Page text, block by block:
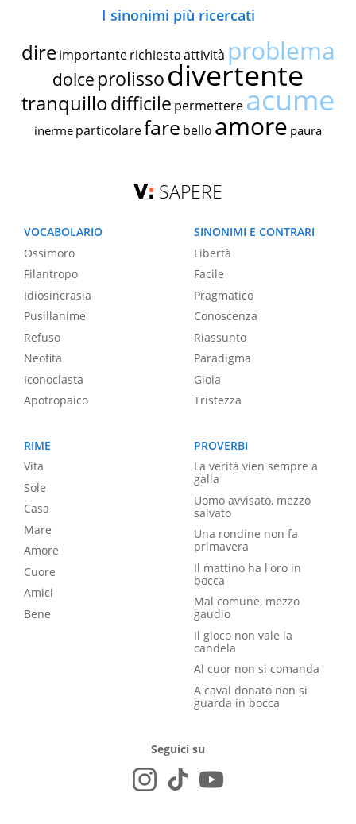
I sinonimi più ricercati
dire importante richiestaattività problema
dolce prolissodivertente
tranquillodifficile permettereacume
inerme particolarefare bello amore paura
SAPERE
VOCABOLARIO
Ossimoro
Filantropo
Idiosincrasia
Pusillanime
Refuso
Neofita
Iconoclasta
Apotropaico
SINONIMI E CONTRARI
Libertà
Facile
Pragmatico
Conoscenza
Riassunto
Paradigma
Gioia
Tristezza
RIME
Vita
Sole
Casa
Mare
Amore
Cuore
Amici
Bene
PROVERBI
La verità vien sempre a
galla
Uomo avvisato, mezzo
salvato
Una rondine non fa
primavera
Il mattino ha l'oro in
bocca
Mal comune, mezzo
gaudio
Il gioco non vale la
candela
Al cuor non si comanda
A caval donato non si
guarda in bocca
Seguici su